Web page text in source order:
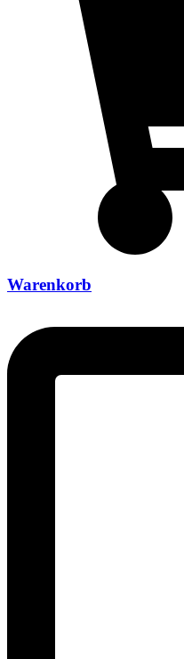
Warenkorb